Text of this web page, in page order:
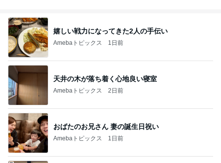
嬉しい戦力になってきた2人の手伝い
Amebaトピックス 1日前
天井の木が落ち着く心地良い寝室
Amebaトピックス 2日前
おばたのお兄さん 妻の誕生日祝い
Amebaトピックス 1日前